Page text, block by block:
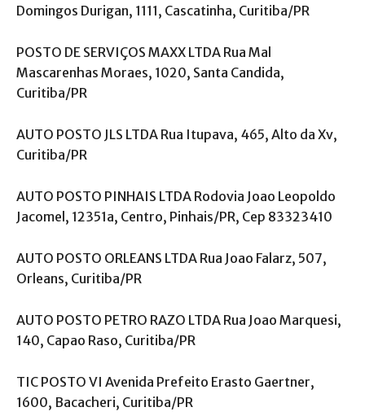
Domingos Durigan, 1111, Cascatinha, Curitiba/PR
POSTO DE SERVIÇOS MAXX LTDA Rua Mal
Mascarenhas Moraes, 1020, Santa Candida,
Curitiba/PR
AUTO POSTO JLS LTDA Rua Itupava, 465, Alto da Xv,
Curitiba/PR
AUTO POSTO PINHAIS LTDA Rodovia Joao Leopoldo
Jacomel, 12351a, Centro, Pinhais/PR, Cep 83323410
AUTO POSTO ORLEANS LTDA Rua Joao Falarz, 507,
Orleans, Curitiba/PR
AUTO POSTO PETRO RAZO LTDA Rua Joao Marquesi,
140, Capao Raso, Curitiba/PR
TIC POSTO VI Avenida Prefeito Erasto Gaertner,
1600, Bacacheri, Curitiba/PR